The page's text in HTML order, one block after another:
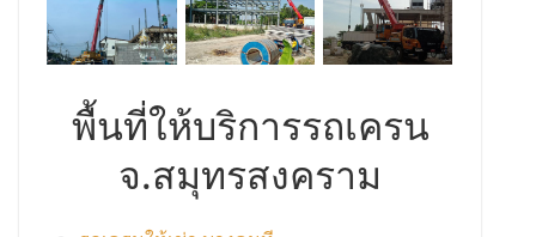
พื้นที่ให้บริการรถเครน
จ.สมุทรสงคราม